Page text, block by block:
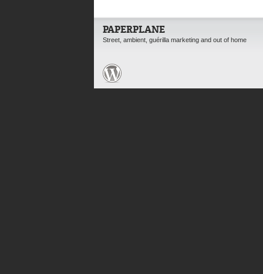
PAPERPLANE
Street, ambient, guérilla marketing and out of home